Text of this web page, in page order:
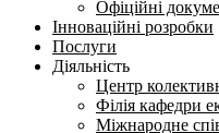
Офіційні
Інноваційні розробки
Послуги
Діяльність
Центр
Філія кафедри
Міжнародне